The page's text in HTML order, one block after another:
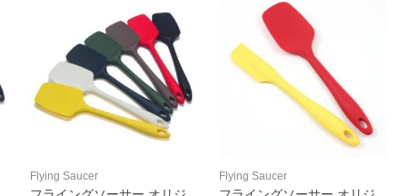
Flying Saucer Flying Saucer